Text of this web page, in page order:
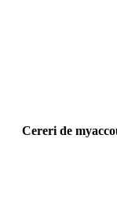
Cereri de